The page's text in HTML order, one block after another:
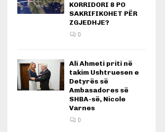
KORRIDORI 8 PO
SAKRIFIKOHET PËR
ZGJEDHJE?
0
Ali Ahmeti priti në
takim Ushtruesen e
Detyrës së
Ambasadores së
SHBA-së, Nicole
Varnes
0